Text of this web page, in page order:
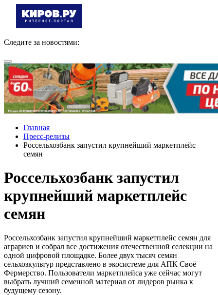
Следите за новостями:
Главная
Пресс-релизы
Россельхозбанк запустил крупнейший маркетплейс
семян
Россельхозбанк запустил
крупнейший маркетплейс
семян
Россельхозбанк запустил крупнейший маркетплейс семян для
аграриев и собрал все достижения отечественной селекции на
одной цифровой площадке. Более двух тысяч семян
сельхозкультур представлено в экосистеме для АПК Своё
Фермерство. Пользователи маркетплейса уже сейчас могут
выбрать лучший семенной материал от лидеров рынка к
будущему сезону.